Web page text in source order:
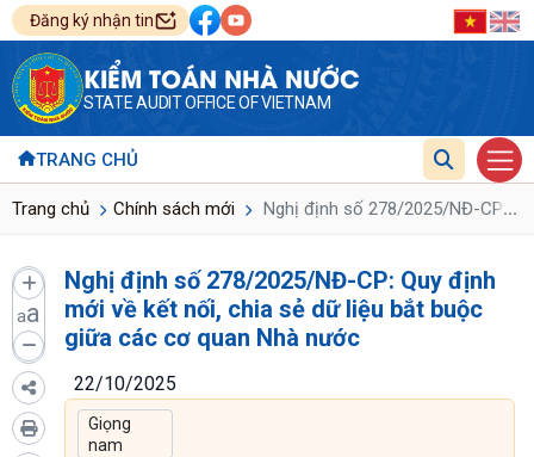
Đăng ký nhận tin
KIỂM TOÁN NHÀ NƯỚC
STATE AUDIT OFFICE OF VIETNAM
TRANG CHỦ
Trang chủ Chính sách mới Nghị định số 278/2025/NĐ-CP:...
aa
Nghị định số 278/2025/NĐ-CP: Quy định
mới về kết nối, chia sẻ dữ liệu bắt buộc
giữa các cơ quan Nhà nước
22/10/2025